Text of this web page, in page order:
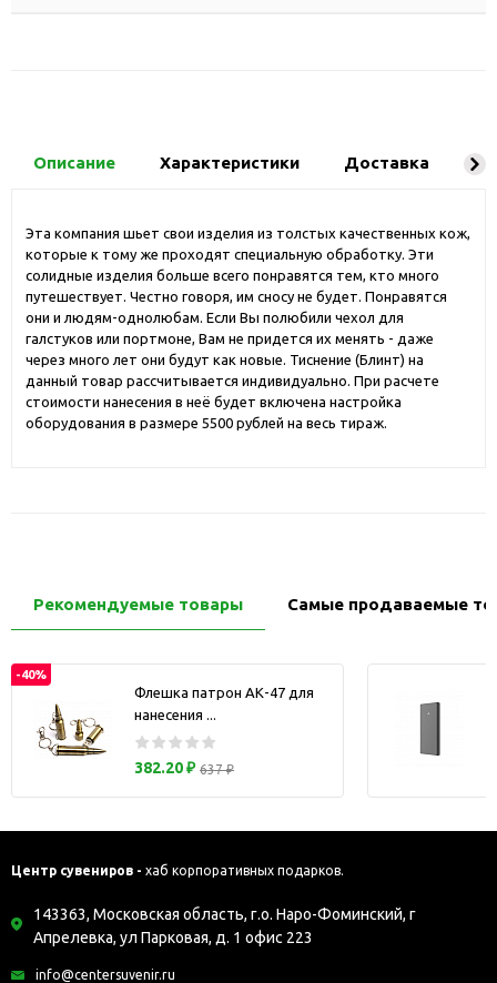
Описание Характеристики Доставка
Эта компания шьет свои изделия из толстых качественных кож,
которые к тому же проходят специальную обработку. Эти
солидные изделия больше всего понравятся тем, кто много
путешествует. Честно говоря, им сносу не будет. Понравятся
они и людям-однолюбам. Если Вы полюбили чехол для
галстуков или портмоне, Вам не придется их менять - даже
через много лет они будут как новые. Тиснение (Блинт) на
данный товар рассчитывается индивидуально. При расчете
стоимости нанесения в неё будет включена настройка
оборудования в размере 5500 рублей на весь тираж.
Рекомендуемые товары Самые продаваемые
-40%
Флешка патрон АК-47 для
нанесения ...
382.20 ₽ 637 ₽
Центр сувениров - хаб корпоративных подарков.
143363, Московская область, г.о. Наро-Фоминский, г
Апрелевка, ул Парковая, д. 1 офис 223
info@centersuvenir.ru